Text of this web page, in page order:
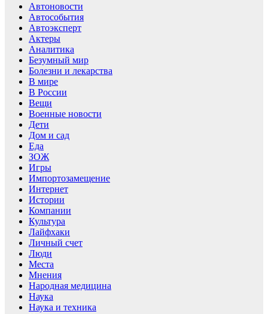
Автоновости
Автособытия
Автоэксперт
Актеры
Аналитика
Безумный мир
Болезни и лекарства
В мире
В России
Вещи
Военные новости
Дети
Дом и сад
Еда
ЗОЖ
Игры
Импортозамещение
Интернет
Истории
Компании
Культура
Лайфхаки
Личный счет
Люди
Места
Мнения
Народная медицина
Наука
Наука и техника